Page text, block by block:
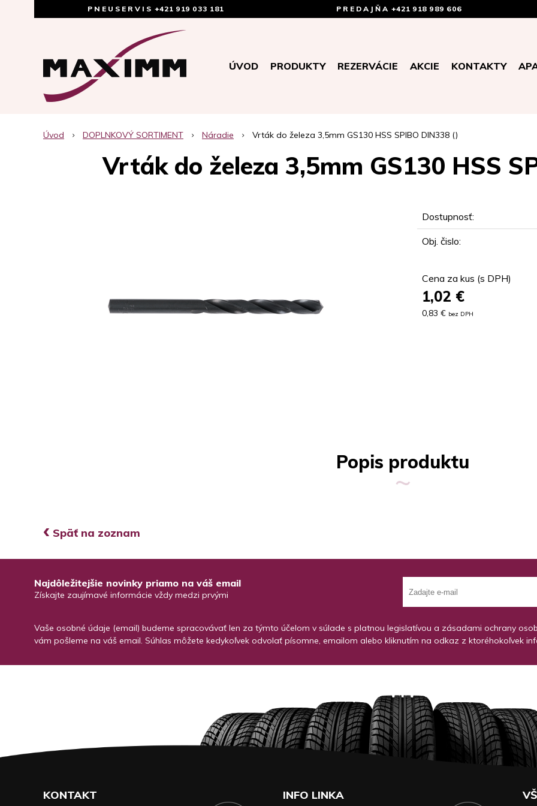
PNEUSERVIS +421 919 033 181 PREDAJŇA +421 918 989 606
ÚVOD PRODUKTY REZERVÁCIE AKCIE KONTAKTY
Úvod DOPLNKOVÝ SORTIMENT Náradie Vrták do železa 3,5mm GS130 HSS SPIBO DIN338 ()
Vrták do železa 3,5mm GS130 HSS
Dostupnosť:
Obj. čislo:
Cena za kus (s DPH)
1,02 €
0,83 € bez DPH
Popis produktu
‹ Späť na zoznam
Najdôležitejšie novinky priamo na váš email
Získajte zaujímavé informácie vždy medzi prvými
Vaše osobné údaje (email) budeme spracovávať len za týmto účelom v súlade s platnou legislatívou a zásadami ochrany
vám pošleme na váš email. Súhlas môžete kedykoľvek odvolať písomne, emailom alebo kliknutím na odkaz z ktoréhokoľvek
KONTAKT INFO LINKA